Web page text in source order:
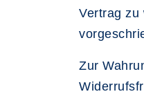
Vertrag zu
Zur